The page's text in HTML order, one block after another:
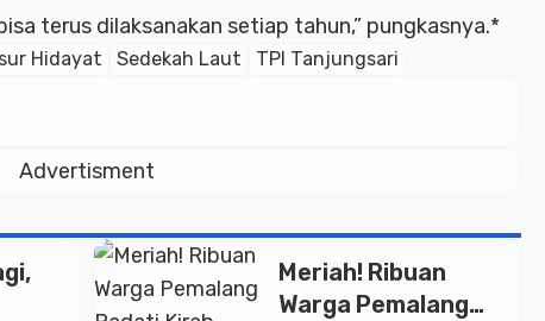
terus dilaksanakan setiap tahun,” pungkasnya.*
Hidayat Sedekah Laut TPI Tanjungsari
Advertisment
Meriah! Ribuan
Warga Pemalang